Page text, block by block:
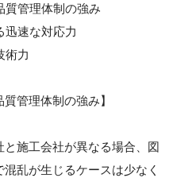
質管理体制の強み
迅速な対応力
術力
管理体制の強み】
施工会社が異なる場合、図
乱が生じるケースは少なく